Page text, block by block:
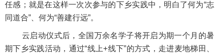
任感；就是在这样一次次参与的下乡实践中，明白了何为“志
同道合”、何为“善建行远”。
云启动仪式后，全国万余名学子将开启为期一个月的暑
期下乡实践活动，通过“线上+线下”的方式，走进麦地梯田、